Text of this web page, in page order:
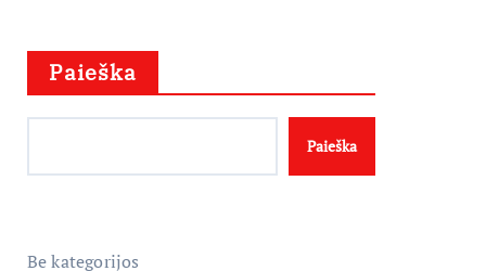
Paieška
Paieška
Be kategorijos